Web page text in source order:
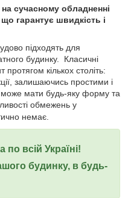
сучасному обладненні
гарантує швидкість і
підходять для
будинку. Класичні
кількох століть:
залишаючись простими і
може мати будь-яку форму та
обмежень у
немає.
всій Україні!
будинку, в будь-